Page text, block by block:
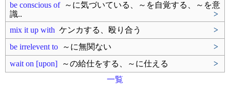
be conscious of～に気づいている、～を自覚する、～を意
識..
>
mix it up with ケンカする、殴り合う
>
be irrelevent to ～に無関ない
>
wait on [upon] ～の給仕をする、～に仕える
>
一覧